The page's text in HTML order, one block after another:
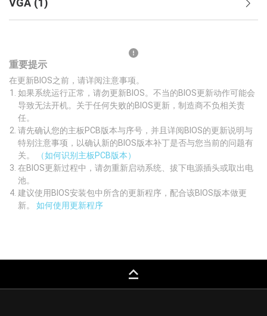
重要提示
在更新BIOS之前，请详阅注意事项。
如果系统运行正常，请勿更新BIOS。不当的BIOS更新动作可能会
导致无法开机。关于任何失败的BIOS更新，制造商不负相关责
任。
请先确认您的主板PCB版本与序号，并且详阅BIOS的更新说明与
特别注意事项，以确认新的BIOS版本补丁是否与您当前的问题有
关。
（如何识别主板PCB版本）
在BIOS更新过程中，请勿重新启动系统、拔下电源插头或取出电
池。
建议使用BIOS安装包中所含的更新程序，配合该BIOS版本做更
新。 如何使用更新程序
keyboard_capslock